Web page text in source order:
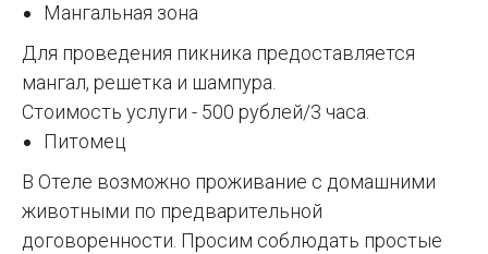
Мангальная зона
Для проведения пикника предоставляется
мангал, решетка и шампура.
Стоимость услуги - 500 рублей/3 часа.
Питомец
В Отеле возможно проживание с домашними
животными по предварительной
договоренности. Просим соблюдать простые